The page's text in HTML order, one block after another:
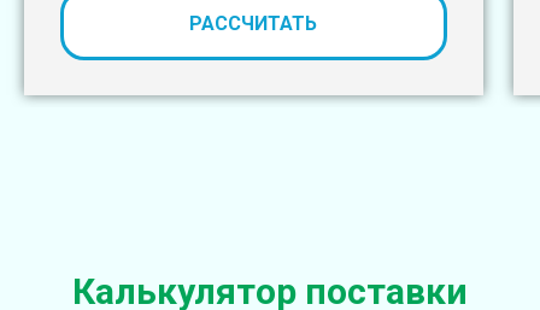
РАССЧИТАТЬ
Калькулятор поставки